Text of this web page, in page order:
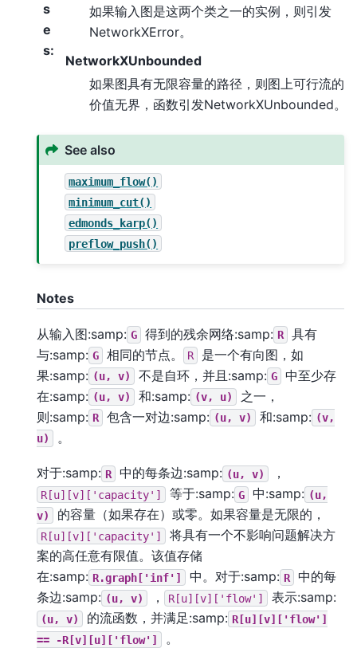
s
e
s:
如果输入图是这两个类之一的实例，则引发
NetworkXError。
NetworkXUnbounded
如果图具有无限容量的路径，则图上可行流的
价值无界，函数引发NetworkXUnbounded。
See also
maximum_flow()
minimum_cut()
edmonds_karp()
preflow_push()
Notes
从输入图:samp: G 得到的残余网络:samp: R
具有
与:samp: G 相同的节点。 R
是一个有向图，如
果:samp: (u, v) 不是自环，并且:samp: G
中至少存
在:samp: (u, v) 和:samp: (v, u)
之一，
则:samp: R 包含一对边:samp: (u, v) 和:samp: (v,
u)
。
对于:samp: R 中的每条边:samp: (u, v) ，
R[u][v]['capacity'] 等于:samp: G 中:samp: (u,
v)
的容量（如果存在）或零。如果容量是无限的，
R[u][v]['capacity']
将具有一个不影响问题解决方
案的高任意有限值。该值存储
在:samp: R.graph['inf'] 中。对于:samp: R
中的每
条边:samp: (u, v) ， R[u][v]['flow'] 表示:samp:
(u, v) 的流函数，并满足:samp: R[u][v]['flow']
==
-R[v][u]['flow'] 。